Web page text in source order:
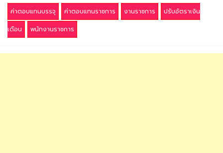
ค่าตอบแทนบรรจุ ค่าตอบแทนราชการ งานราชการ
ปรับอัตราเงิน
เดือน
พนักงานราชการ